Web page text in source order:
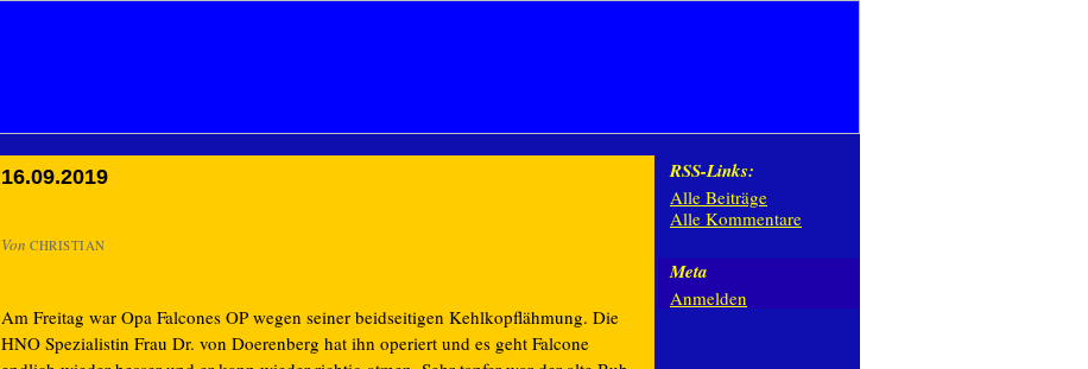
16.09.2019
Von CHRISTIAN
Am Freitag war Opa Falcones OP wegen seiner beidseitigen Kehlkopflähmung. Die
HNO Spezialistin Frau Dr. von Doerenberg hat ihn operiert und es geht Falcone
RSS-Links:
Alle Beiträge
Alle Kommentare
Meta
Anmelden